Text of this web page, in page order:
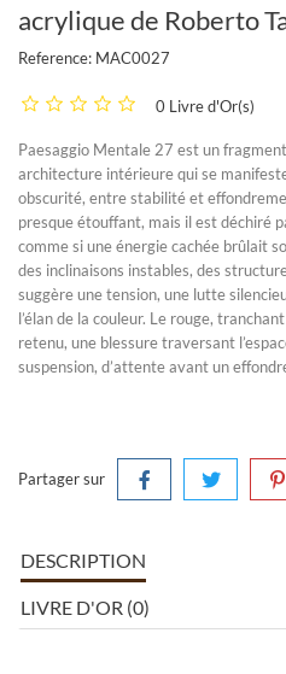
acrylique de Roberto
Reference: MAC0027
0 Livre d'Or(s)
Paesaggio Mentale 27 est un
architecture intérieure qui se
obscurité, entre stabilité et
presque étouffant, mais il est déchiré
comme si une énergie cachée brûlait
des inclinaisons instables, des
suggère une tension, une lutte
l’élan de la couleur. Le rouge,
retenu, une blessure traversant
suspension, d’attente avant un
Partager sur
DESCRIPTION
LIVRE D'OR (0)